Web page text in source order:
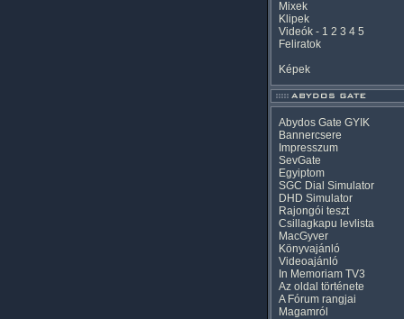
Mixek
Klipek
Videók - 1 2 3 4 5
Feliratok
Képek
Abydos Gate GYIK
Bannercsere
Impresszum
SevGate
Egyiptom
SGC Dial Simulator
DHD Simulator
Rajongói teszt
Csillagkapu levlista
MacGyver
Könyvajánló
Videoajánló
In Memoriam TV3
Az oldal története
A Fórum rangjai
Magamról